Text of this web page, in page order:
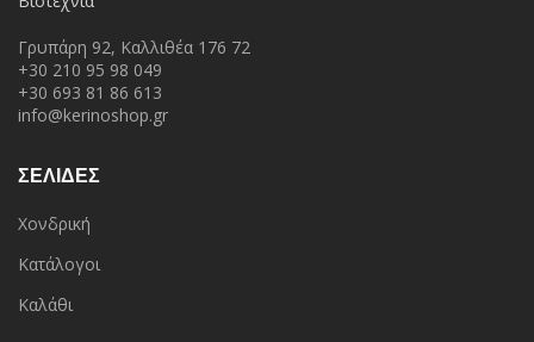
Γρυπάρη 92, Καλλιθέα 176 72
+30 210 95 98 049
+30 693 81 86 613
info@kerinoshop.gr
ΣΕΛΙΔΕΣ
Χονδρική
Κατάλογοι
Καλάθι